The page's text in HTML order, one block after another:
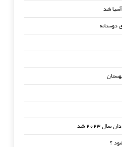
آسیا شد
دوستانه
۲۰۲۳ شد
؟